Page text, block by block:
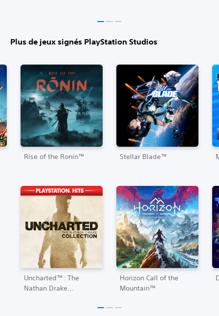
Plus de jeux signés PlayStation Studios
Rise of the Ronin™ Stellar Blade™
Uncharted™: The
Nathan Drake
Horizon Call of the
Mountain™